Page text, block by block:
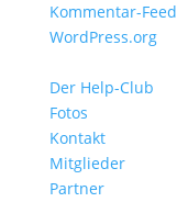
Kommentar-Feed
WordPress.org
Der Help-Club
Fotos
Kontakt
Mitglieder
Partner